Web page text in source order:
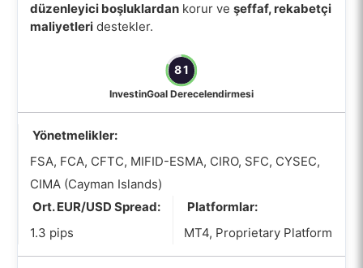
düzenleyici boşluklardankorur ve şeffaf, rekabetçi
maliyetleridestekler.
81
InvestinGoal Derecelendirmesi
Yönetmelikler:
FSA, FCA, CFTC, MIFID-ESMA, CIRO, SFC, CYSEC,
CIMA (Cayman Islands)
Ort. EUR/USD Spread:
1.3 pips
Platformlar:
MT4, Proprietary Platform